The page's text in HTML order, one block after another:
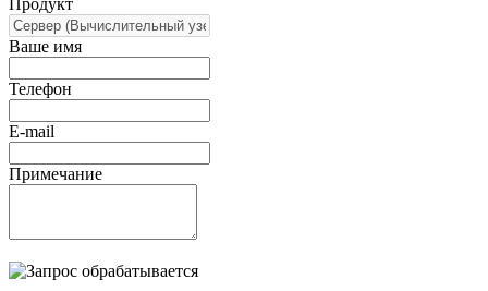
Ваше имя
Телефон
E-mail
Примечание